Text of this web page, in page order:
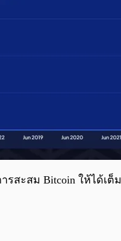
ะสม Bitcoin ให้ได้เ